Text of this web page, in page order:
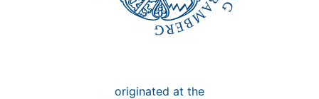
originated at the